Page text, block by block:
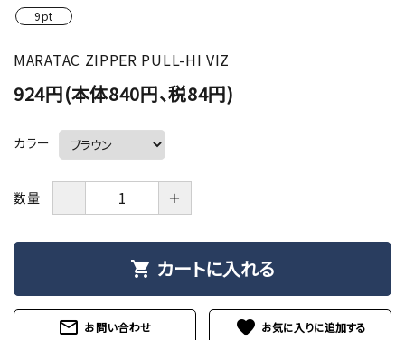
9pt
MARATAC ZIPPER PULL-HI VIZ
924円(本体840円、税84円)
カラー
数量 － ＋
shopping_cart カートに入れる
mail_outline お問い合わせ favorite